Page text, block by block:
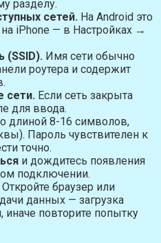
разделу.
сетей. На Android это
iPhone — в Настройках →
(SSID). Имя сети обычно
роутера и содержит
сети. Если сеть закрыта
для ввода.
длиной 8-16 символов,
Пароль чувствителен к
точно.
и дождитесь появления
подключении.
Откройте браузер или
данных — загрузка
повторите попытку